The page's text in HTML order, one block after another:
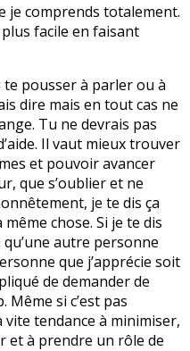
je comprends totalement.
plus facile en faisant
pousser à parler ou à
dire mais en tout cas ne
Tu ne devrais pas
Il vaut mieux trouver
et pouvoir avancer
que s’oublier et ne
je te dis ça
chose. Si je te dis
qu’une autre personne
que j’apprécie soit
de demander de
Même si c’est pas
vite tendance à minimiser,
et à prendre un rôle de